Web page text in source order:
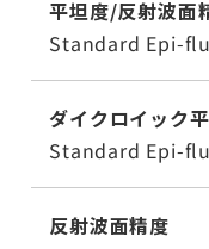
平坦度/反射波面
Standard Epi-
ダイクロイック
Standard Epi-
反射波面精度